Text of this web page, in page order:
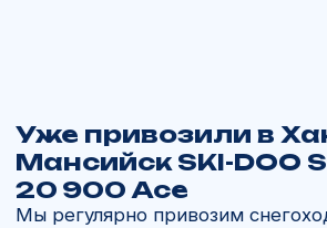
Как купить снегоход в Ханты-
Мансийске
Компания «Ямал Мото» более 10 лет
поставляет технику BRP и Lynx в Россию,